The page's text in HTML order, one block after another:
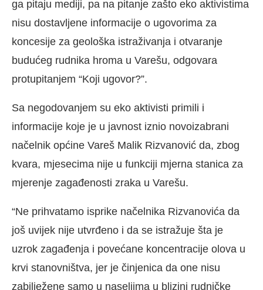
ga pitaju mediji, pa na pitanje zašto eko aktivistima
nisu dostavljene informacije o ugovorima za
koncesije za geološka istraživanja i otvaranje
budućeg rudnika hroma u Varešu, odgovara
protupitanjem “Koji ugovor?”.
Sa negodovanjem su eko aktivisti primili i
informacije koje je u javnost iznio novoizabrani
načelnik općine Vareš Malik Rizvanović da, zbog
kvara, mjesecima nije u funkciji mjerna stanica za
mjerenje zagađenosti zraka u Varešu.
“Ne prihvatamo isprike načelnika Rizvanovića da
još uvijek nije utvrđeno i da se istražuje šta je
uzrok zagađenja i povećane koncentracije olova u
krvi stanovništva, jer je činjenica da one nisu
zabilježene samo u naseljima u blizini rudničke